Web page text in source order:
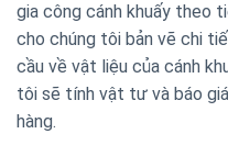
gia công cánh khuấy theo
cho chúng tôi bản vẽ chi
cầu về vật liệu của cánh
tôi sẽ tính vật tư và báo
hàng.